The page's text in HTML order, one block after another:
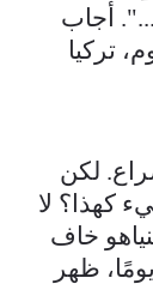
أجاب
تركيا
لكن
كهذا؟ لا
خاف
من تركيا، 4 مارس). في حرب الـ12 يومًا، ظهر